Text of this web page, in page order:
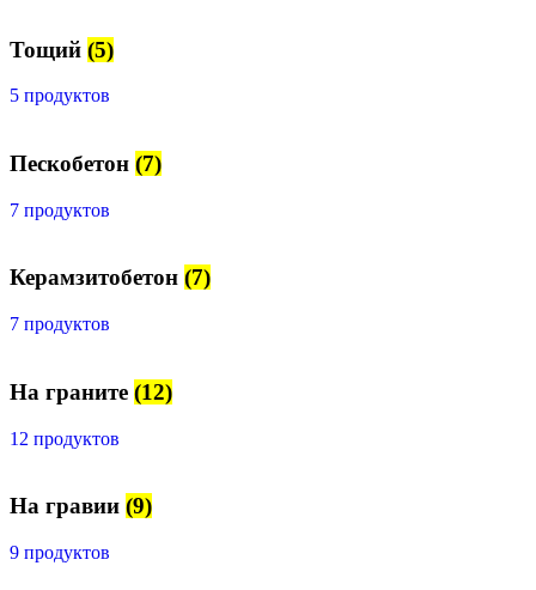
Тощий (5)
5 продуктов
Пескобетон (7)
7 продуктов
Керамзитобетон (7)
7 продуктов
На граните (12)
12 продуктов
На гравии (9)
9 продуктов